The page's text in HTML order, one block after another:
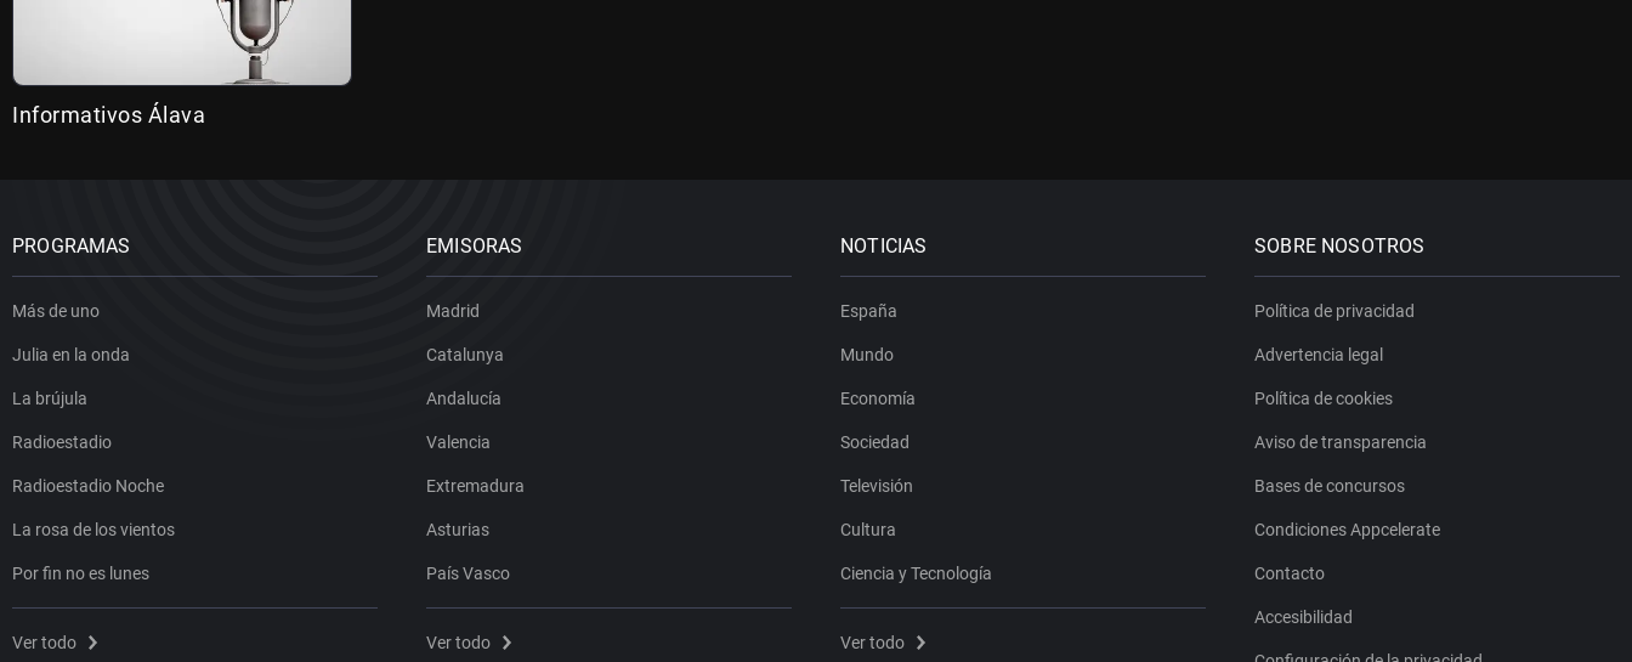
Informativos Álava
PROGRAMAS
Más de uno
Julia en la onda
La brújula
Radioestadio
Radioestadio Noche
La rosa de los vientos
Por fin no es lunes
Ver todo
EMISORAS
Madrid
Catalunya
Andalucía
Valencia
Extremadura
Asturias
País Vasco
Ver todo
NOTICIAS
España
Mundo
Economía
Sociedad
Televisión
Cultura
Ciencia y Tecnología
Ver todo
SOBRE NOSOTROS
Política de privacidad
Advertencia legal
Política de cookies
Aviso de transparencia
Bases de concursos
Condiciones Appcelerate
Contacto
Accesibilidad